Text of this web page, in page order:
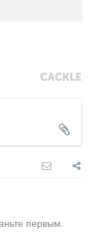
первым.